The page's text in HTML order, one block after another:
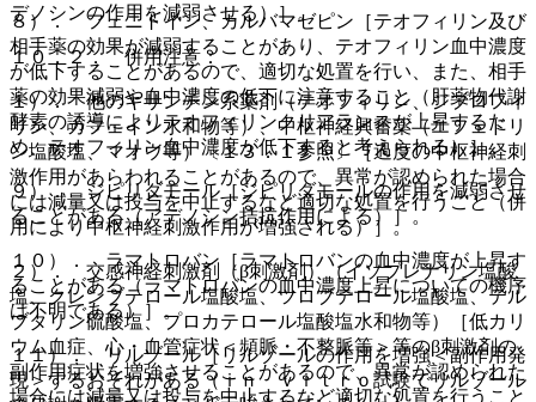
８）． フェニトイン、カルバマゼピン［テオフィリン及び
相手薬の効果が減弱することがあり、テオフィリン血中濃度
が低下することがあるので、適切な処置を行い、また、相手
薬の効果減弱や血中濃度の低下に注意すること（肝薬物代謝
酵素の誘導によりテオフィリンクリアランスが上昇するた
め、テオフィリン血中濃度が低下すると考えられる）］。
９）． ジピリダモール［ジピリダモールの作用を減弱させ
ることがある（アデノシン拮抗作用による）］。
１０）． ラマトロバン［ラマトロバンの血中濃度が上昇す
ることがある（ラマトロバンの血中濃度上昇についての機序
は不明である）］。
１１）． リルゾール［リルゾールの作用を増強＜副作用発
現＞するおそれがある（ｉｎ ｖｉｔｒｏ試験でリルゾール
デノシンの作用を減弱させる）］。
１０．２． 併用注意：
１）． 他のキサンチン系薬剤（テオフィリン、ジプロフィ
リン、カフェイン水和物等）、中枢神経興奮薬（エフェドリ
ン塩酸塩、マオウ等）〔１３．１参照〕［過度の中枢神経刺
激作用があらわれることがあるので、異常が認められた場合
には減量又は投与を中止するなど適切な処置を行うこと（併
用により中枢神経刺激作用が増強される）］。
２）． 交感神経刺激剤（β刺激剤）（イソプレナリン塩酸
塩、クレンブテロール塩酸塩、ツロブテロール塩酸塩、テル
ブタリン硫酸塩、プロカテロール塩酸塩水和物等）［低カリ
ウム血症、心・血管症状＜頻脈・不整脈等＞等のβ刺激剤の
副作用症状を増強させることがあるので、異常が認められた
場合には減量又は投与を中止するなど適切な処置を行うこと